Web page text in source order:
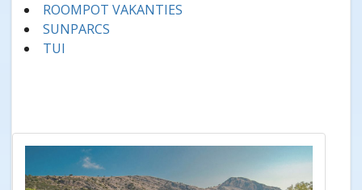
ROOMPOT VAKANTIES
SUNPARCS
TUI